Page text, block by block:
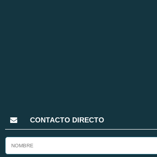
CONTACTO DIRECTO